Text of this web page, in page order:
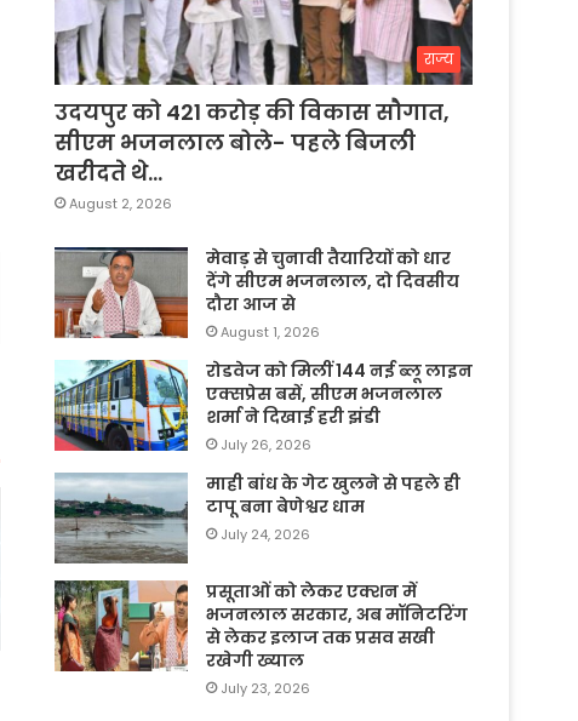
राज्य
उदयपुर को 421 करोड़ की विकास सौगात,
सीएम भजनलाल बोले- पहले बिजली
खरीदते थे…
August 2, 2026
मेवाड़ से चुनावी तैयारियों को धार
देंगे सीएम भजनलाल, दो दिवसीय
दौरा आज से
August 1, 2026
रोडवेज को मिलीं 144 नई ब्लू लाइन
एक्सप्रेस बसें, सीएम भजनलाल
शर्मा ने दिखाई हरी झंडी
July 26, 2026
माही बांध के गेट खुलने से पहले ही
टापू बना बेणेश्वर धाम
July 24, 2026
प्रसूताओं को लेकर एक्शन में
भजनलाल सरकार, अब मॉनिटरिंग
से लेकर इलाज तक प्रसव सखी
रखेगी ख्याल
July 23, 2026